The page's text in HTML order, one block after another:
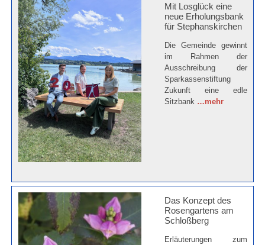
Mit Losglück eine
neue Erholungsbank
für Stephanskirchen
Die Gemeinde gewinnt
im Rahmen der
Ausschreibung der
Sparkassenstiftung
Zukunft eine edle
Sitzbank …mehr
Das Konzept des
Rosengartens am
Schloßberg
Erläuterungen zum